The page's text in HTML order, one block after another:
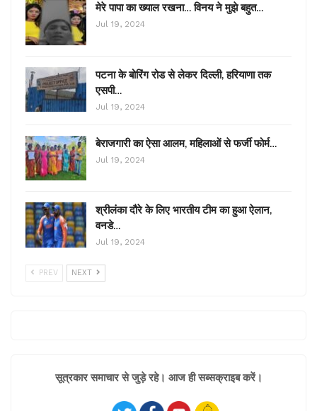
मेरे पापा का ख्याल रखना… विनय ने मुझे बहुत…
Jul 19, 2024
पटना के बोरिंग रोड से लेकर दिल्ली, हरियाणा तक
एसपी…
Jul 19, 2024
बेराजगारी का ऐसा आलम, महिलाओं से फर्जी फोर्म…
Jul 19, 2024
श्रीलंका दौरे के लिए भारतीय टीम का हुआ ऐलान,
वनडे…
Jul 19, 2024
PREV NEXT
सूत्रकार समाचार से जुड़े रहे। आज ही सब्सक्राइब करें।